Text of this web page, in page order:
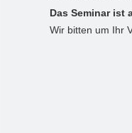
Das Seminar ist
Wir bitten um Ihr